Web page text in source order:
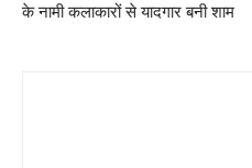
के नामी कलाकारों से यादगार बनी शाम